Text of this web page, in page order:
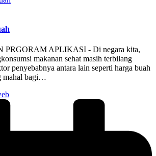
PRGORAM APLIKASI - Di negara kita,
makanan sehat masih terbilang
penyebabnya antara lain seperti harga buah
mahal bagi…